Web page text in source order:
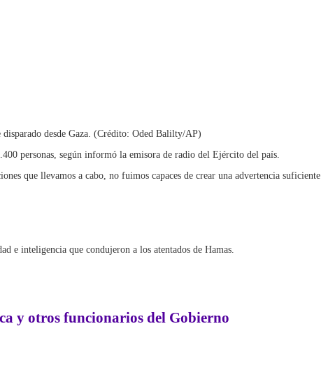
desde Gaza. (Crédito: Oded Balilty/AP)
personas, según informó la emisora de radio del Ejército del país.
que llevamos a cabo, no fuimos capaces de crear una advertencia suficiente
e inteligencia que condujeron a los atentados de Hamas.
y otros funcionarios del Gobierno